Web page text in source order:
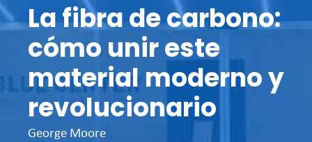
La fibra de carbono:
cómo unir este
material moderno y
revolucionario
George Moore